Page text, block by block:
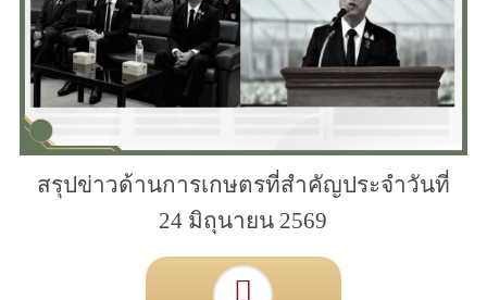
สรุปข่าวด้านการเกษตรที่สำคัญประจำวันที่
24 มิถุนายน 2569